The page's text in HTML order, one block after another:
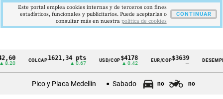
Cintillo
COLCAP1621,34 pts USD/COP$4178
▲ 0.42
EUR/COP$3639
—
DESEMPLEO
▼
Pico y Placa Medellín Sabado no no
Este portal emplea cookies internas y de terceros con fines
estadísticos, funcionales y publicitarios. Puede aceptarlas o
consultar más en nuestra politica de cookies
CONTINUAR